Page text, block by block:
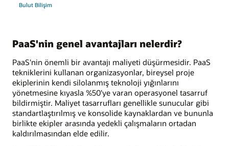
Bulut Bilişim
PaaS'nin genel avantajları nelerdir?
PaaS'nin önemli bir avantajı maliyeti düşürmesidir. PaaS
tekniklerini kullanan organizasyonlar, bireysel proje
ekiplerinin kendi silolanmış teknoloji yığınlarını
yönetmesine kıyasla %50'ye varan operasyonel tasarruf
bildirmiştir. Maliyet tasarrufları genellikle sunucular gibi
standartlaştırılmış ve konsolide kaynaklardan ve bununla
birlikte ekipler arasında yedekli çalışmaların ortadan
kaldırılmasından elde edilir.